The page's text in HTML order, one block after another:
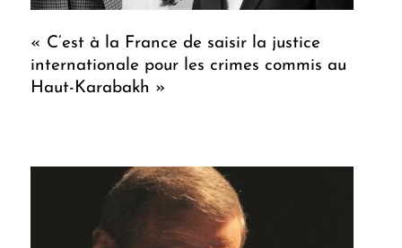
« C’est à la France de saisir la justice
internationale pour les crimes commis au
Haut-Karabakh »